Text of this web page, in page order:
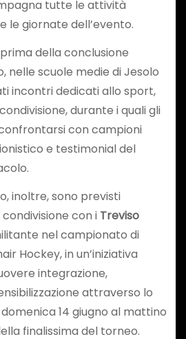
tutte le attività
le giornate dell’evento.
della conclusione
nelle scuole medie di Jesolo
incontri dedicati allo sport,
durante i quali gli
con campioni
e testimonial del
inoltre, sono previsti
con i Treviso
nel campionato di
Hockey, in un’iniziativa
integrazione,
attraverso lo
14 giugno al mattino
finalissima del torneo.